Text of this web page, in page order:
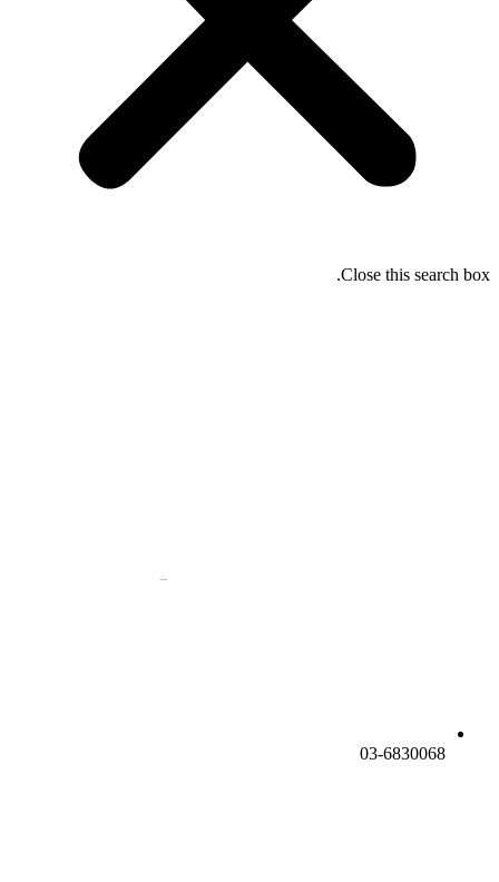
Close this search box.
03-6830068